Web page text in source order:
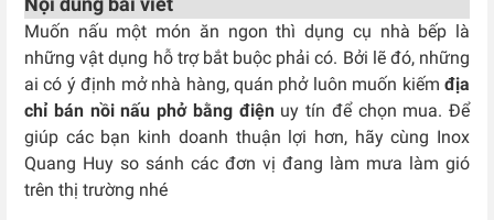
Muốn nấu một món ăn ngon thì dụng cụ nhà bếp là
những vật dụng hỗ trợ bắt buộc phải có. Bởi lẽ đó, những
ai có ý định mở nhà hàng, quán phở luôn muốn kiếm địa
chỉ bán nồi nấu phở bằng điệnuy tín để chọn mua. Để
giúp các bạn kinh doanh thuận lợi hơn, hãy cùng Inox
Quang Huy so sánh các đơn vị đang làm mưa làm gió
trên thị trường nhé